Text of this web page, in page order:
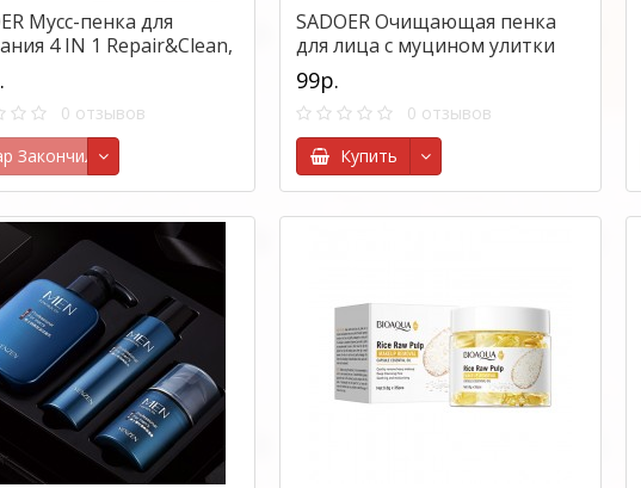
Мусс-пенка для
4 IN 1 Repair&Clean,
0 отзывов
Закончился
SADOER Очищающая пенка
для лица с муцином улитки
100гр
99р.
0 отзывов
Купить